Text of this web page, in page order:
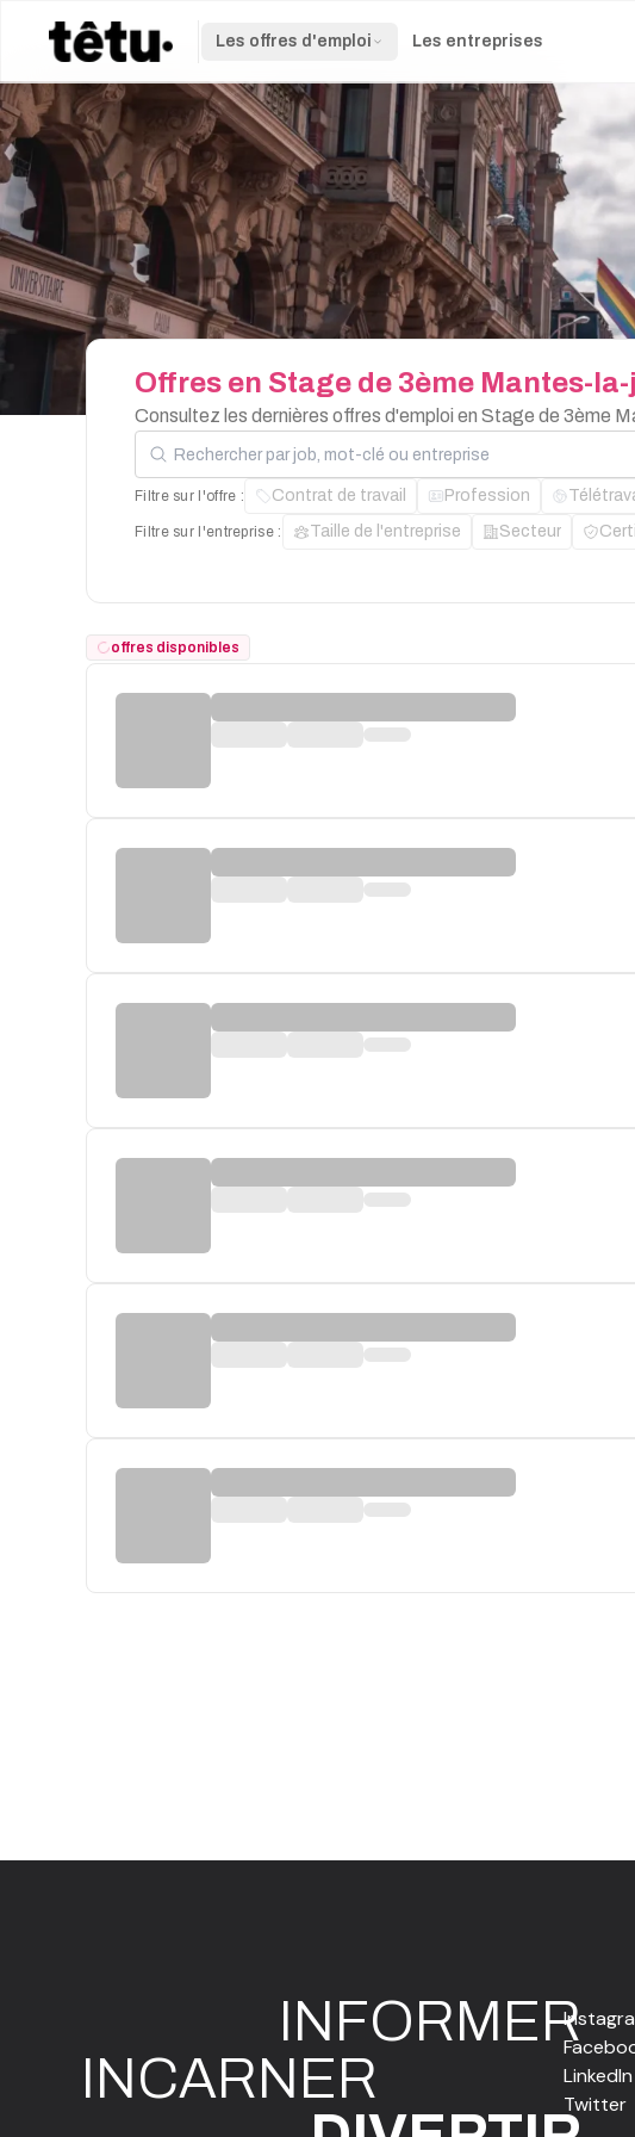
Les offres d'emploi Les entreprises
Offres en Stage de 3ème Mantes-
Consultez les dernières offres d'emploi en Stage de 3ème
Rechercher par job, mot-clé ou entreprise
Filtre sur l'offre : Contrat de travail Profession
Filtre sur l'entreprise : Taille de l'entreprise Secteur
offres disponibles
INFORMER
INCARNER
LinkedIn
Twitter